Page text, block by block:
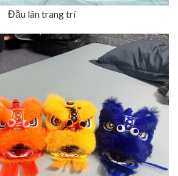
Đầu lân trang trí